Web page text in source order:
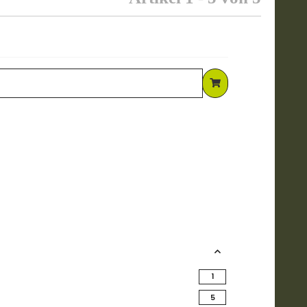
1Artikel gefunden
5Artikel gefunden